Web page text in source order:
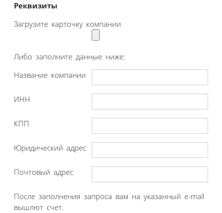
Реквизиты
Загрузите карточку компании
Либо заполните данные ниже:
Название компании
ИНН
КПП
Юридический адрес
Почтовый адрес
После заполнения запроса вам на указанный e-mail
вышлют счет.